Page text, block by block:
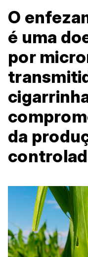
O
é uma
por
da